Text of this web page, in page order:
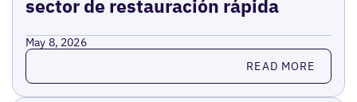
sector de restauración rápida
May 8, 2026
Read more READ MORE